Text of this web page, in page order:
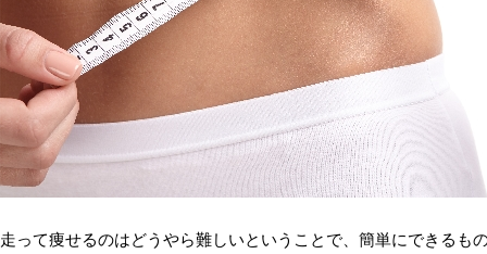
走って痩せるのはどうやら難しいということで、簡単にできるも